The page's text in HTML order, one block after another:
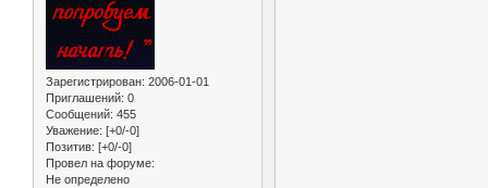
Зарегистрирован: 2006-01-01
Приглашений: 0
Сообщений: 455
Уважение: [+0/-0]
Позитив: [+0/-0]
Провел на форуме:
Не определено